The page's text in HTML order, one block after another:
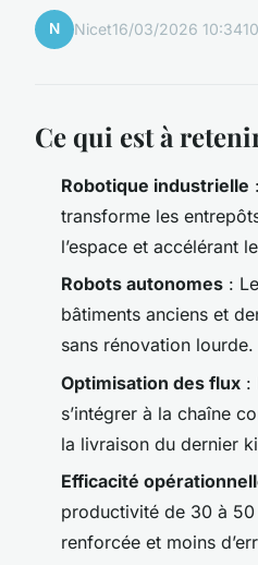
N Nicet16/03/2026 10:34
Ce qui est à
Robotique industrielle
transforme les
l’espace et accélérant
Robots autonomes :
bâtiments anciens et
sans rénovation lourde.
Optimisation des flux :
s’intégrer à la chaîne
la livraison du dernier
Efficacité
productivité de 30 à
renforcée et moins